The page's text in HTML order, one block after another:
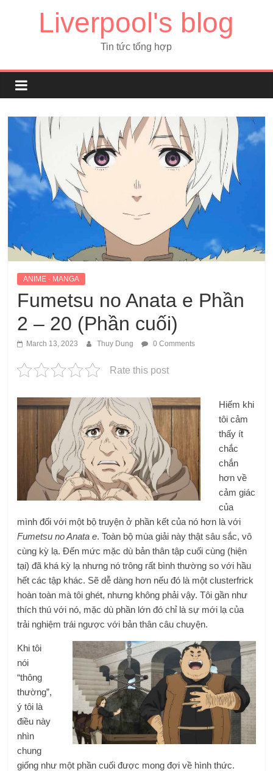
Liverpool's blog
Tin tức tổng hợp
ANIME - MANGA
Fumetsu no Anata e Phần
2 – 20 (Phần cuối)
March 13, 2023 Thuy Dung 0 Comments
Rate this post
Hiếm khi
tôi cảm
thấy ít
chắc
chắn
hơn về
cảm giác
của
mình đối với một bộ truyện ở phần kết của nó hơn là với
Fumetsu no Anata e. Toàn bộ mùa giải này thật sâu sắc, vô
cùng kỳ lạ. Đến mức mặc dù bản thân tập cuối cùng (hiện
tại) đã khá kỳ lạ nhưng nó trông rất bình thường so với hầu
hết các tập khác. Sẽ dễ dàng hơn nếu đó là một clusterfrick
hoàn toàn mà tôi ghét, nhưng không phải vậy. Tôi gần như
thích thú với nó, mặc dù phần lớn đó chỉ là sự mới lạ của
trải nghiệm trái ngược với bản thân câu chuyện.
Khi tôi
nói
“thông
thường”,
ý tôi là
điều này
nhìn
chung
giống như một phần cuối được mong đợi về hình thức.